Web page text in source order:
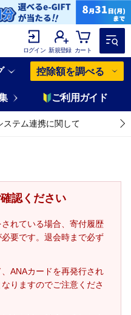
ログイン 新規登録 カート
控除額を調べる
ご利用ガイド
ステム連携に関して
認ください
れている場合、寄付履歴
要です。退会時まで必ず
ANAカードを再発行され
りますのでご注意くださ